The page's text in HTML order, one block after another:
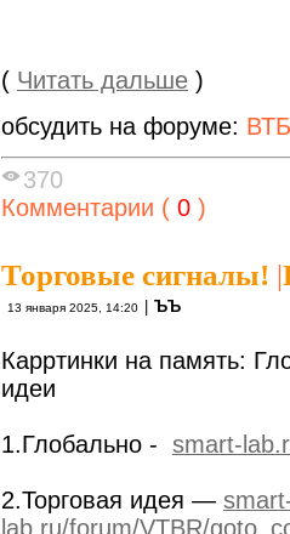
( Читать дальше )
обсудить на форуме: ВТБ
370
Комментарии ( 0 )
Торговые сигналы! |
13 января 2025, 14:20 ЪЪ
Карртинки на память:
идеи
1.Глобально - smart-
2.Торговая идея —
lab.ru/forum/VTBR/